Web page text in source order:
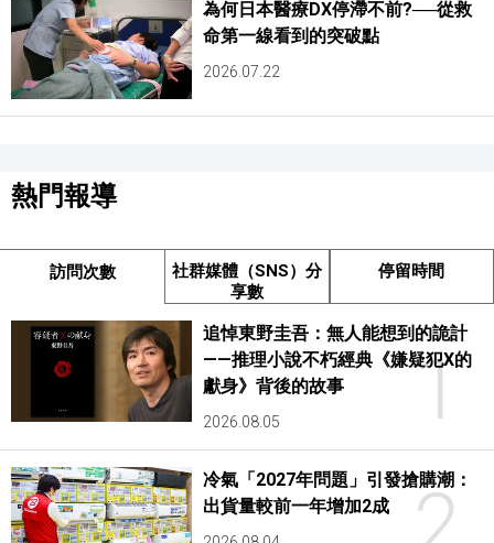
為何日本醫療DX停滯不前?──從救
命第一線看到的突破點
2026.07.22
熱門報導
訪問次數
社群媒體（SNS）分
享數
停留時間
1
追悼東野圭吾：無人能想到的詭計
——推理小說不朽經典《嫌疑犯X的
獻身》背後的故事
2026.08.05
冷氣「2027年問題」引發搶購潮：
出貨量較前一年增加2成